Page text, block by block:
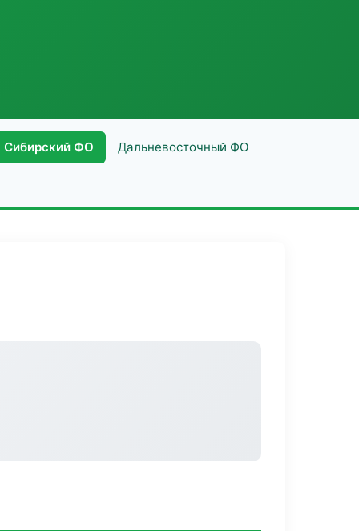
Сибирский ФО Дальневосточный ФО